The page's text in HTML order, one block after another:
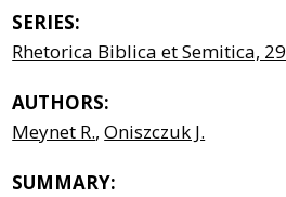
SERIES:
Rhetorica Biblica et Semitica, 29
AUTHORS:
Meynet R.,Oniszczuk J.
SUMMARY: